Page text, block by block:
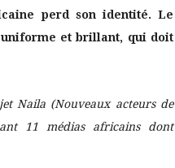
perd son identité. Le
et brillant, qui doit
Naila (Nouveaux acteurs de
11 médias africains dont